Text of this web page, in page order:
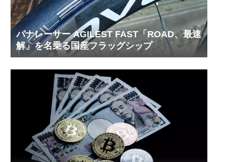
パナレーサー AGILEST FAST「ROAD、最速
解」を名乗る国産フラッグシップ